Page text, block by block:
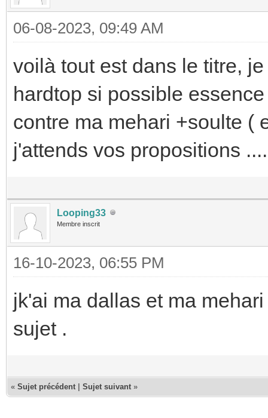
06-08-2023, 09:49 AM
voilà tout est dans le titre,
hardtop si possible
contre ma mehari +soulte (
j'attends vos propositions
Looping33
Membre inscrit
16-10-2023, 06:55 PM
jk'ai ma dallas et ma
sujet .
« Sujet précédent | Sujet suivant »